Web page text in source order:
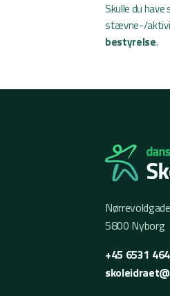
Skulle du
stævne-/
bestyrelse.
5800 Nyborg
+45 6531